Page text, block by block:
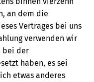
an dem die
Vertrages bei uns
verwenden wir
bei der
haben, es sei
etwas anderes